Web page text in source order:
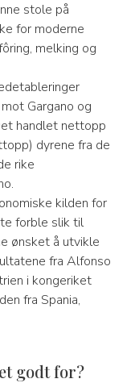
stole på
for moderne
melking og
Gargano og
handlet nettopp
dyrene fra de
rike
kilden for
forble slik til
ønsket å utvikle
fra Alfonso
i kongeriket
fra Spania,
godt for?